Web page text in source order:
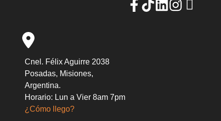
Cnel. Félix Aguirre 2038
Posadas, Misiones,
Argentina.
Horario: Lun a Vier 8am 7pm
¿Cómo llego?